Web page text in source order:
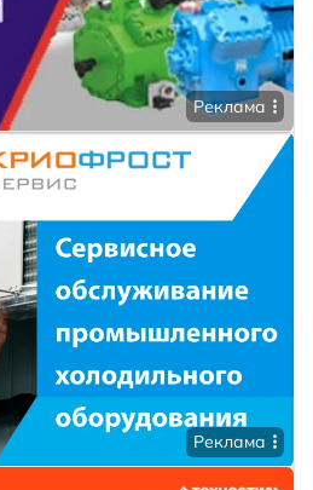
Реклама
Реклама